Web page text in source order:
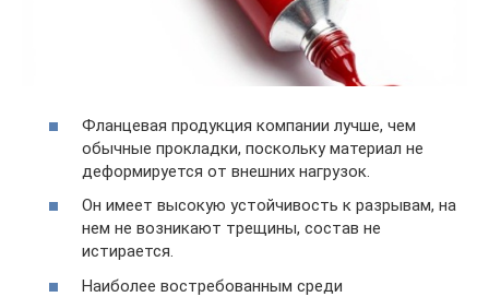
Фланцевая продукция компании лучше, чем
обычные прокладки, поскольку материал не
деформируется от внешних нагрузок.
Он имеет высокую устойчивость к разрывам, на
нем не возникают трещины, состав не
истирается.
Наиболее востребованным среди